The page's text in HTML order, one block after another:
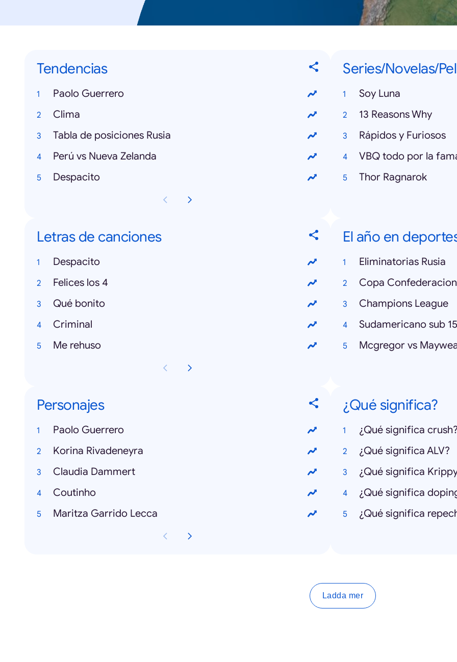
Tendencias
Paolo Guerrero
Clima
Tabla de posiciones Rusia
Perú vs Nueva Zelanda
Despacito
Series/Novelas/
Soy Luna
13 Reasons Why
Rápidos y Furiosos
VBQ todo por la
Thor Ragnarok
Letras de canciones
Despacito
Felices los 4
Qué bonito
Criminal
Me rehuso
El año en
Eliminatorias Rusia
Copa
Champions League
Sudamericano sub 15
Mcgregor vs
Personajes
Paolo Guerrero
Korina Rivadeneyra
Claudia Dammert
Coutinho
Maritza Garrido Lecca
¿Qué significa?
¿Qué significa
¿Qué significa ALV?
¿Qué significa
¿Qué significa
¿Qué significa
Ladda mer